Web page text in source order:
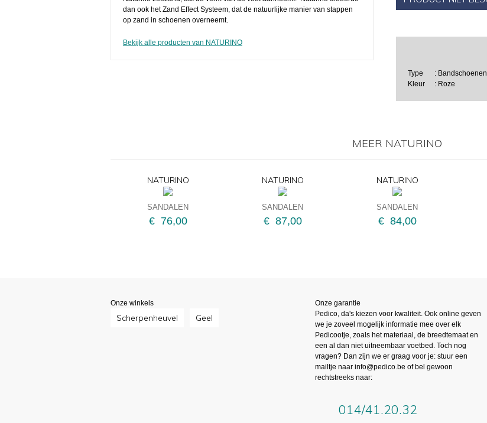
dan ook het Zand Effect Systeem, dat de natuurlijke manier van stappen
op zand in schoenen overneemt.
Bekijk alle producten van NATURINO
Type : Bandschoenen
Kleur
: Roze
MEER NATURINO
NATURINO
SANDALEN
€ 76,00
NATURINO
SANDALEN
€ 87,00
NATURINO
SANDALEN
€ 84,00
Onze winkels
Scherpenheuvel Geel
Onze garantie
Pedico, da's kiezen voor kwaliteit. Ook online geven
we je zoveel mogelijk informatie mee over elk
Pedicootje, zoals het materiaal, de breedtemaat en
een al dan niet uitneembaar voetbed. Toch nog
vragen? Dan zijn we er graag voor je: stuur een
mailtje naar info@pedico.be of bel gewoon
rechtstreeks naar:
014/41.20.32